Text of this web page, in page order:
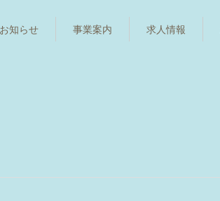
お知らせ 事業案内 求人情報